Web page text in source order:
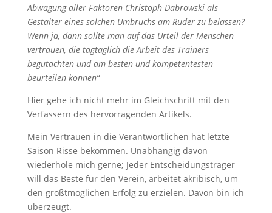
Abwägung aller Faktoren Christoph Dabrowski als
Gestalter eines solchen Umbruchs am Ruder zu belassen?
Wenn ja, dann sollte man auf das Urteil der Menschen
vertrauen, die tagtäglich die Arbeit des Trainers
begutachten und am besten und kompetentesten
beurteilen können“
Hier gehe ich nicht mehr im Gleichschritt mit den
Verfassern des hervorragenden Artikels.
Mein Vertrauen in die Verantwortlichen hat letzte
Saison Risse bekommen. Unabhängig davon
wiederhole mich gerne; Jeder Entscheidungsträger
will das Beste für den Verein, arbeitet akribisch, um
den größtmöglichen Erfolg zu erzielen. Davon bin ich
überzeugt.